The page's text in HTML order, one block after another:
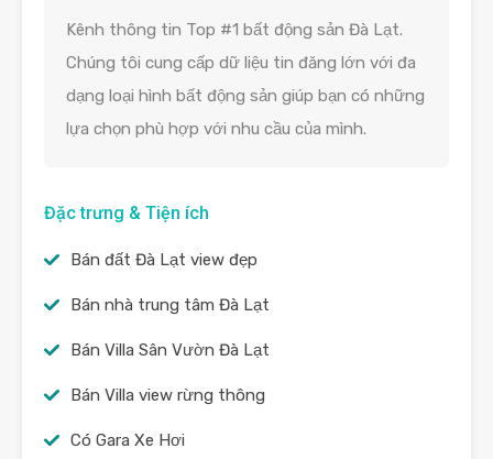
Kênh thông tin Top #1 bất động sản Đà Lạt.
Chúng tôi cung cấp dữ liệu tin đăng lớn với đa
dạng loại hình bất động sản giúp bạn có những
lựa chọn phù hợp với nhu cầu của mình.
Đặc trưng & Tiện ích
Bán đất Đà Lạt view đẹp
Bán nhà trung tâm Đà Lạt
Bán Villa Sân Vườn Đà Lạt
Bán Villa view rừng thông
Có Gara Xe Hơi